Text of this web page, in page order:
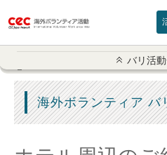
ボランティア概要
ボラ＆ホームステイ
バリ活
海外ボランティア バ